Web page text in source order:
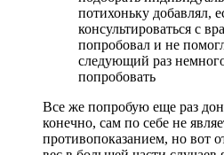
потихоньку добавлял,
консультироваться с
попробовал и не
следующий раз
попробовать
Все же попробую еще раз
конечно, сам по себе не
противопоказанием, но вот